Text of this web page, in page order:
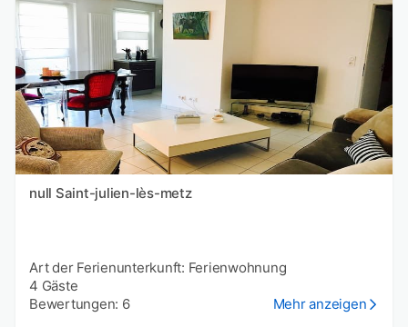
null Saint-julien-lès-metz
Art der Ferienunterkunft: Ferienwohnung
4 Gäste
Bewertungen: 6
Mehr anzeigen